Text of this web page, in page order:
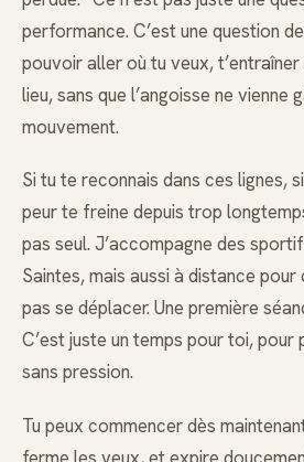
performance. C’est une question
pouvoir aller où tu veux, t’entraîner
lieu, sans que l’angoisse ne vienne
mouvement.
Si tu te reconnais dans ces lignes,
peur te freine depuis trop
pas seul. J’accompagne des
Saintes, mais aussi à distance
pas se déplacer. Une première
C’est juste un temps pour toi, pour
sans pression.
Tu peux commencer dès
ferme les yeux, et expire